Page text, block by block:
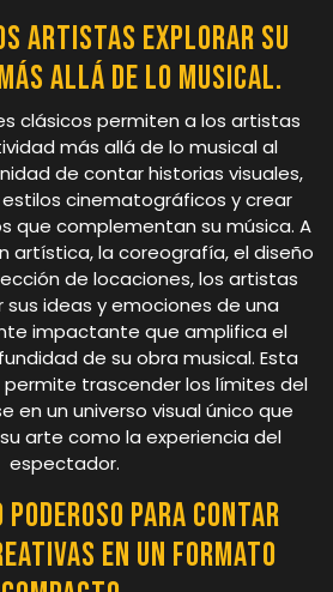
artistas explorar su
allá de lo musical.
clásicos permiten a los artistas
más allá de lo musical al
de contar historias visuales,
cinematográficos y crear
que complementan su música. A
artística, la coreografía, el diseño
de locaciones, los artistas
sus ideas y emociones de una
impactante que amplifica el
de su obra musical. Esta
trascender los límites del
en un universo visual único que
arte como la experiencia del
espectador.
poderoso para contar
en un formato